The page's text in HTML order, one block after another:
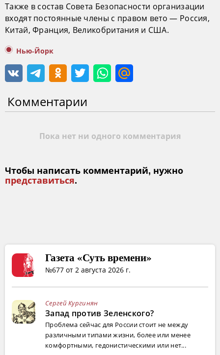
Также в состав Совета Безопасности организации
входят постоянные члены с правом вето — Россия,
Китай, Франция, Великобритания и США.
Нью-Йорк
Комментарии
Пока нет ни одного комментария
Чтобы написать комментарий, нужно
представиться.
Газета «Суть времени»
№677 от 2 августа 2026 г.
Сергей Кургинян
Запад против Зеленского?
Проблема сейчас для России стоит не между
различными типами жизни, более или менее
комфортными, гедонистическими или нет...